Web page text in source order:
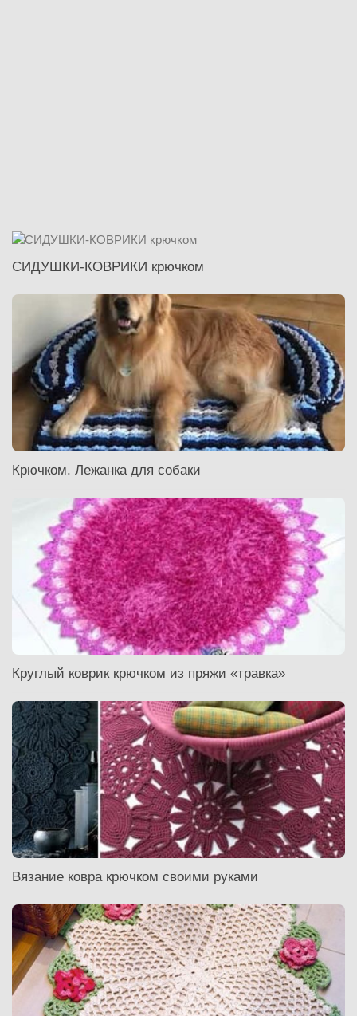
СИДУШКИ-КОВРИКИ крючком
Крючком. Лежанка для собаки
Круглый коврик крючком из пряжи «травка»
Вязание ковра крючком своими руками